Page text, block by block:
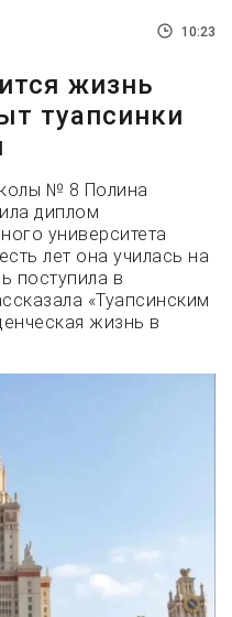
10:23
жизнь
туапсинки
№ 8 Полина
диплом
университета
лет она училась на
поступила в
«Туапсинским
жизнь в